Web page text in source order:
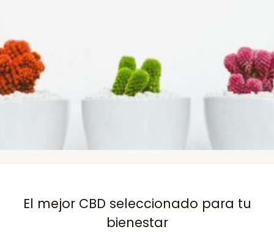
El mejor CBD seleccionado para tu
bienestar